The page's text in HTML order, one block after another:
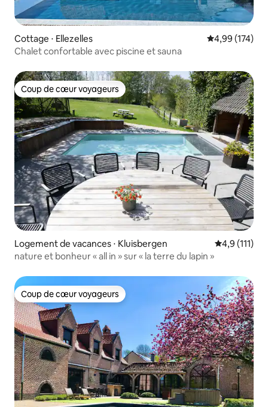
Cottage ⋅ Ellezelles Évaluation
4,99 (174)
Chalet confortable avec piscine et sauna
Coup de cœur voyageurs
Coup de cœur voyageurs
Logement de vacances ⋅ Kluisbergen Évaluation
4,9 (111)
nature et bonheur « all in » sur « la terre du lapin »
Coup de cœur voyageurs
Coup de cœur voyageurs